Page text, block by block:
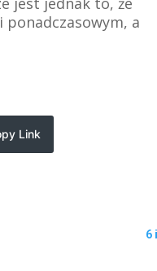
a
Link
6